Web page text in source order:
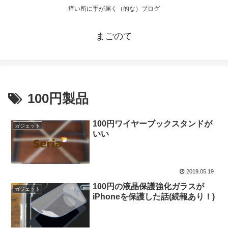
痒い所に手が届く（的な）ブログ
まごのて
100円製品
ガジェット
100円ワイヤーブックスタンドが
いい
2019.05.19
ガジェット
100円の液晶保護強化ガラスが
iPhoneを保護した話(続報あり！)